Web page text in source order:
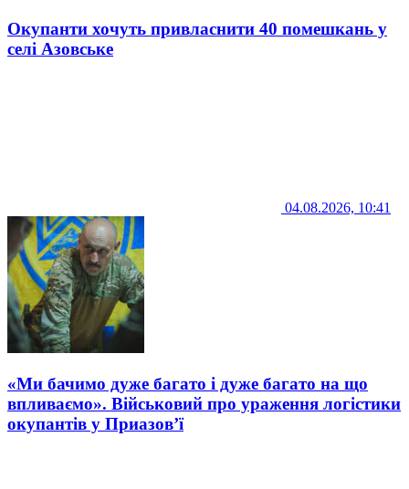
Окупанти хочуть привласнити 40 помешкань у
селі Азовське
04.08.2026, 10:41
«Ми бачимо дуже багато і дуже багато на що
впливаємо». Військовий про ураження логістики
окупантів у Приазов’ї